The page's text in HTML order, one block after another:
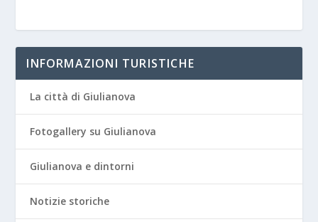
INFORMAZIONI TURISTICHE
La città di Giulianova
Fotogallery su Giulianova
Giulianova e dintorni
Notizie storiche